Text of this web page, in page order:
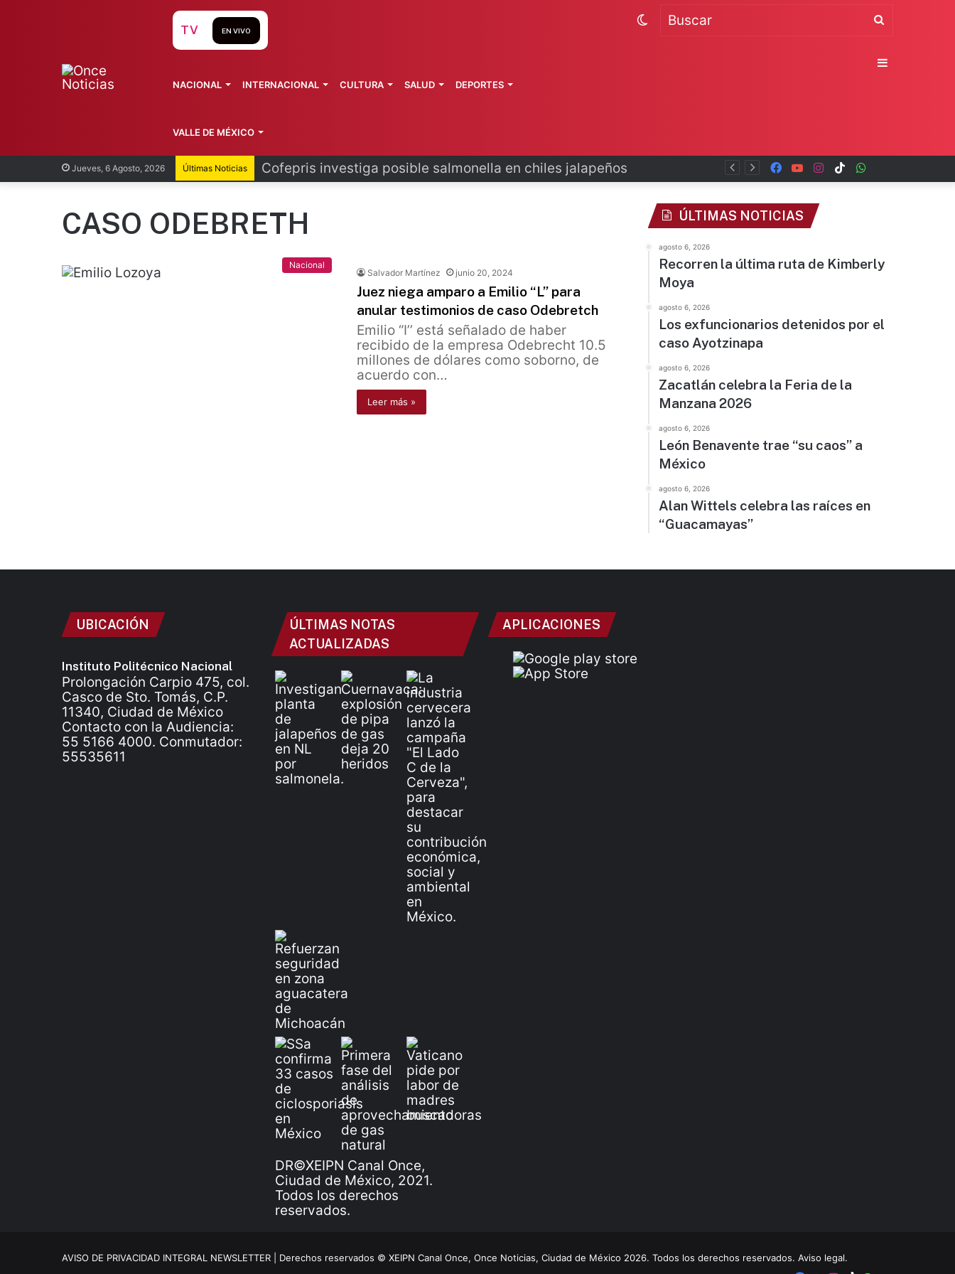
Jueves, 6 Agosto, 2026 Últimas Noticias Cofepris investiga posible salmonella en chiles jalapeños TikTok
Instagram
YouTube
Facebook
TV EN VIVO
NACIONAL INTERNACIONAL CULTURA SALUD DEPORTES
VALLE DE MÉXICO
Switch
CASO ODEBRETH
Nacional
Salvador Martínez junio 20, 2024
Juez niega amparo a Emilio “L” para
anular testimonios de caso Odebretch
Emilio “I’’ está señalado de haber
recibido de la empresa Odebrecht 10.5
millones de dólares como soborno, de
acuerdo con…
Leer más »
ÚLTIMAS NOTICIAS
agosto 6, 2026
Recorren la última ruta de Kimberly
Moya
agosto 6, 2026
Los exfuncionarios detenidos por el
caso Ayotzinapa
agosto 6, 2026
Zacatlán celebra la Feria de la
Manzana 2026
agosto 6, 2026
León Benavente trae “su caos” a
México
agosto 6, 2026
Alan Wittels celebra las raíces en
“Guacamayas”
UBICACIÓN
Instituto Politécnico Nacional
Prolongación Carpio 475, col.
Casco de Sto. Tomás, C.P.
11340, Ciudad de México
Contacto con la Audiencia:
55 5166 4000. Conmutador:
55535611
ÚLTIMAS NOTAS
ACTUALIZADAS
DR©XEIPN Canal Once,
Ciudad de México, 2021.
Todos los derechos
reservados.
APLICACIONES
AVISO DE PRIVACIDAD INTEGRAL NEWSLETTER | Derechos reservados © XEIPN Canal Once, Once Noticias, Ciudad de México 2026. Todos los derechos reservados. Aviso legal.